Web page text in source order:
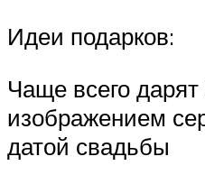
Идеи подарков:
Чаще всего
изображением
датой свадьбы